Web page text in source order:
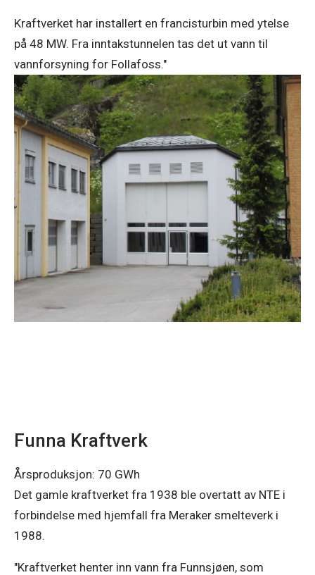
Kraftverket har installert en francisturbin med ytelse
på 48 MW. Fra inntakstunnelen tas det ut vann til
vannforsyning for Follafoss."
Funna Kraftverk
Årsproduksjon: 70 GWh
Det gamle kraftverket fra 1938 ble overtatt av NTE i
forbindelse med hjemfall fra Meraker smelteverk i
1988.
"Kraftverket henter inn vann fra Funnsjøen, som